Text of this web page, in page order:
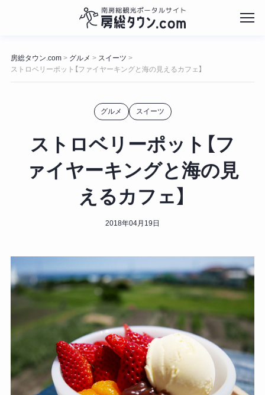
ン
テ
房総タウン.com> グルメ > スイーツ >
ストロベリーポット【ファイヤーキングと海の見えるカフェ】
グルメ スイーツ
ストロベリーポット【フ
ァイヤーキングと海の見
えるカフェ】
2018年04月19日